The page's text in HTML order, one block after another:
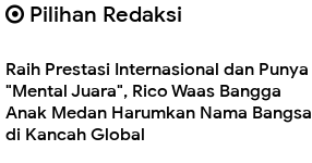
Pilihan Redaksi
Raih Prestasi Internasional dan Punya
"Mental Juara", Rico Waas Bangga
Anak Medan Harumkan Nama Bangsa
di Kancah Global